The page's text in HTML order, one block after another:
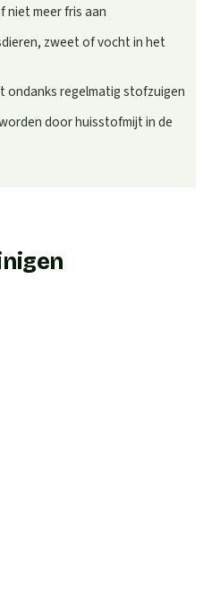
niet meer fris aan
zweet of vocht in het
ondanks regelmatig stofzuigen
door huisstofmijt in de